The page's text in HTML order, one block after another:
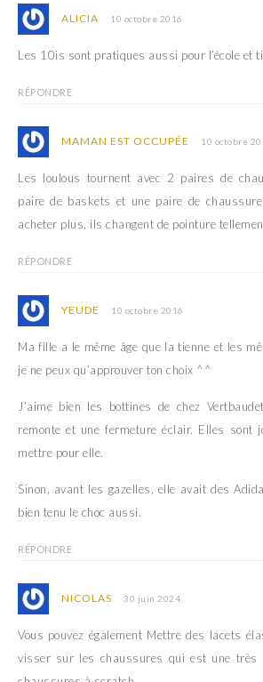
ALICIA 10 octobre 2016
Les 10is sont pratiques aussi pour l’école et
RÉPONDRE
MAMAN EST OCCUPÉE 10 octobre
Les loulous tournent avec 2 paires de
paire de baskets et une paire de
acheter plus, ils changent de pointure
RÉPONDRE
YEUDE 10 octobre 2016
Ma fille a le même âge que la tienne et les
je ne peux qu’approuver ton choix ^^
J’aime bien les bottines de chez
remonte et une fermeture éclair. Elles sont
mettre pour elle.
Sinon, avant les gazelles, elle avait des
bien tenu le choc aussi.
RÉPONDRE
NICOLAS 30 juin 2024
Vous pouvez également Mettre des lacets
visser sur les chaussures qui est une très